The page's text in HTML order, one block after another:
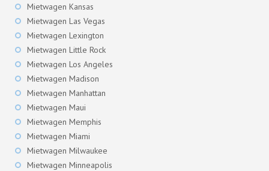
Mietwagen Kansas
Mietwagen Las Vegas
Mietwagen Lexington
Mietwagen Little Rock
Mietwagen Los Angeles
Mietwagen Madison
Mietwagen Manhattan
Mietwagen Maui
Mietwagen Memphis
Mietwagen Miami
Mietwagen Milwaukee
Mietwagen Minneapolis